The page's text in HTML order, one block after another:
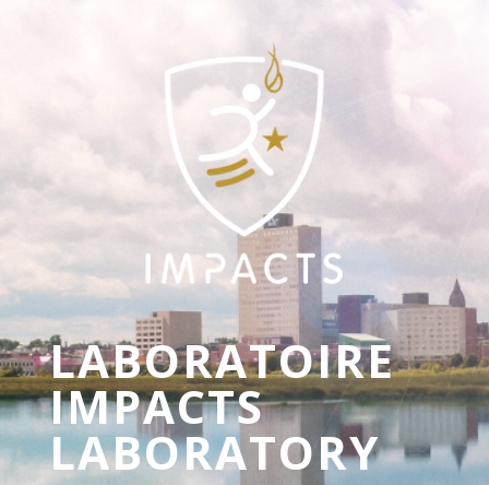
LABORATOIRE
IMPACTS
LABORATORY